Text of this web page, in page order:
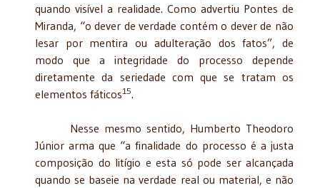
quando visível a realidade. Como advertiu Pontes de
Miranda, “o dever de verdade contém o dever de não
lesar por mentira ou adulteração dos fatos”, de
modo que a integridade do processo depende
diretamente da seriedade com que se tratam os
elementos fáticos15.
Nesse mesmo sentido, Humberto Theodoro
Júnior arma que “a finalidade do processo é a justa
composição do litígio e esta só pode ser alcançada
quando se baseie na verdade real ou material, e não